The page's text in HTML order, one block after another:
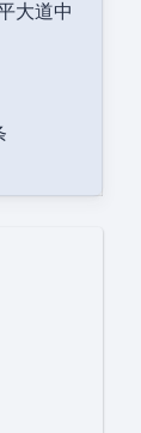
大道中